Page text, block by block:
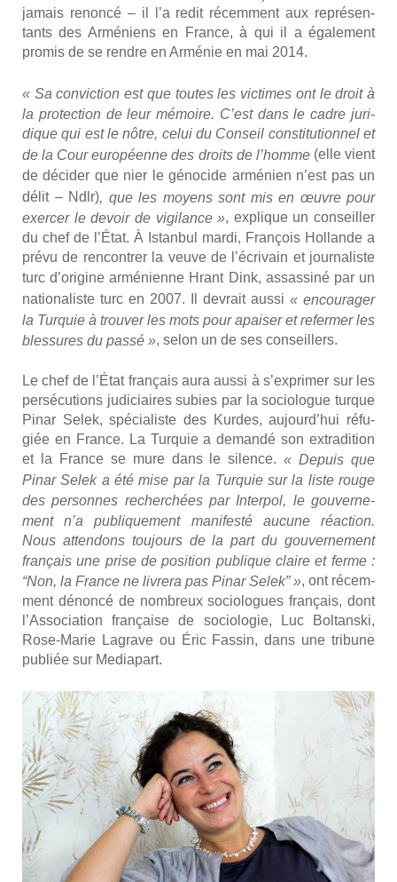
jamais renon­cé – il l’a redit récem­ment aux repré­sen­
tants des Armé­niens en France, à qui il a éga­le­ment
pro­mis de se rendre en Armé­nie en mai 2014.
« Sa convic­tion est que toutes les vic­times ont le droit à
la pro­tec­tion de leur mémoire. C’est dans le cadre juri­
dique qui est le nôtre, celui du Conseil consti­tu­tion­nel et
de la Cour euro­péenne des droits de l’homme (elle vient
de déci­der que nier le géno­cide armé­nien n’est pas un
délit – Ndlr), que les moyens sont mis en œuvre pour
exer­cer le devoir de vigi­lance », explique un conseiller
du chef de l’État. À Istan­bul mar­di, Fran­çois Hol­lande a
pré­vu de ren­con­trer la veuve de l’écrivain et jour­na­liste
turc d’origine armé­nienne Hrant Dink, assas­si­né par un
natio­na­liste turc en 2007. Il devrait aus­si « encou­ra­ger
la Tur­quie à trou­ver les mots pour apai­ser et refer­mer les
bles­sures du pas­sé », selon un de ses conseillers.
Le chef de l’État fran­çais aura aus­si à s’exprimer sur les
per­sé­cu­tions judi­ciaires subies par la socio­logue turque
Pinar Selek, spé­cia­liste des Kurdes, aujourd’hui réfu­
giée en France. La Tur­quie a deman­dé son extra­di­tion
et la France se mure dans le silence.«Depuis que
Pinar Selek a été mise par la Tur­quie sur la liste rouge
des per­sonnes recher­chées par Inter­pol, le gou­ver­ne­
ment n’a publi­que­ment mani­fes­té aucune réac­tion.
Nous atten­dons tou­jours de la part du gou­ver­ne­ment
fran­çais une prise de posi­tion publique claire et ferme :
“Non, la France ne livre­ra pas Pinar Selek” », ont récem­
ment dénon­cé de nom­breux socio­logues fran­çais, dont
l’Association fran­çaise de socio­lo­gie, Luc Bol­tans­ki,
Rose-Marie Lagrave ou Éric Fas­sin, dans une tri­bune
publiée sur Media­part.